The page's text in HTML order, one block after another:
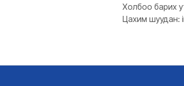
Холбоо барих
Цахим шуудан: